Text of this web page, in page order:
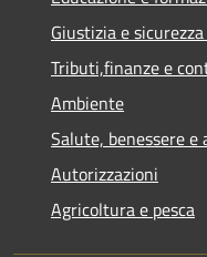
Giustizia e
Tributi,finanze e
Ambiente
Salute, benessere e
Autorizzazioni
Agricoltura e pesca